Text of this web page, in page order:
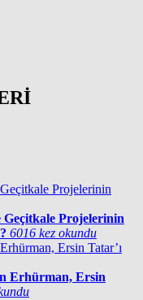
Geçitkale Projelerinin
6016 kez okundu
Erhürman, Ersin